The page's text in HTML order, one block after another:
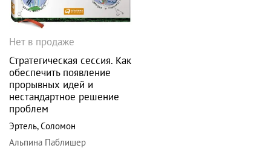
Нет в продаже
Стратегическая сессия. Как
обеспечить появление
прорывных идей и
нестандартное решение
проблем
Эртель,Соломон
Альпина Паблишер